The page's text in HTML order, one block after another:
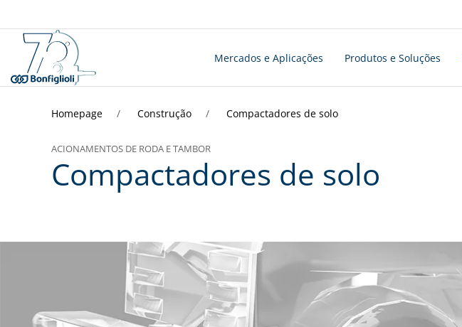
Mercados e Aplicações Produtos e Soluções
Homepage Construção Compactadores de solo
ACIONAMENTOS DE RODA E TAMBOR
Compactadores de solo